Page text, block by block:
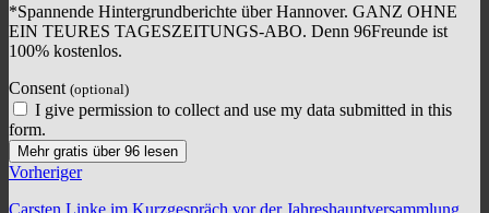
*Spannende Hintergrundberichte über Hannover. GANZ OHNE
EIN TEURES TAGESZEITUNGS-ABO. Denn 96Freunde ist
100% kostenlos.
Consent (optional)
I give permission to collect and use my data submitted in this
form.
Mehr gratis über 96 lesen
Vorheriger
Carsten Linke im Kurzgespräch vor der Jahreshauptversammlung